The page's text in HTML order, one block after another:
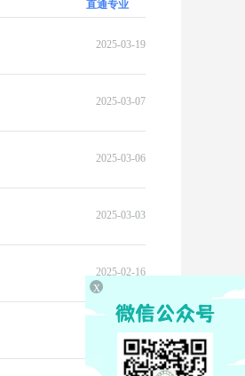
2025-03-19
2025-03-07
2025-03-06
2025-03-03
2025-02-16
x